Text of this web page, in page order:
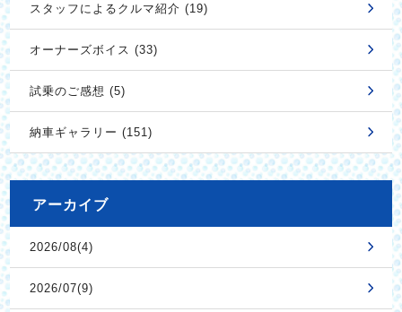
スタッフによるクルマ紹介 (19)
オーナーズボイス (33)
試乗のご感想 (5)
納車ギャラリー (151)
アーカイブ
2026/08(4)
2026/07(9)